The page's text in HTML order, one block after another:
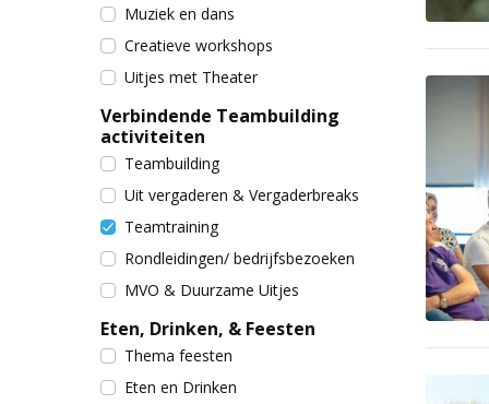
Muziek en dans
Creatieve workshops
Uitjes met Theater
Verbindende Teambuilding
activiteiten
Teambuilding
Uit vergaderen & Vergaderbreaks
Teamtraining
Rondleidingen/ bedrijfsbezoeken
MVO & Duurzame Uitjes
Eten, Drinken, & Feesten
Thema feesten
Eten en Drinken